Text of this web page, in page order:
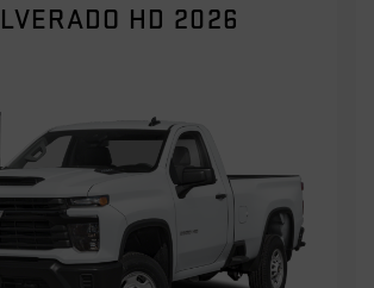
HD 2026